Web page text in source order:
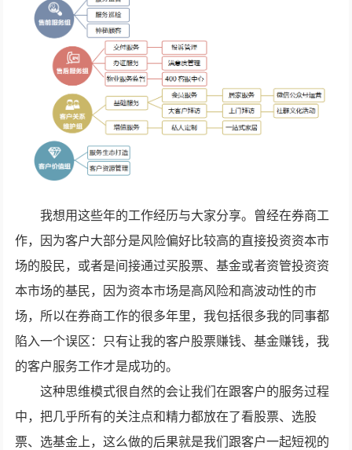
我想用这些年的工作经历与大家分享。曾经在券商工
作，因为客户大部分是风险偏好比较高的直接投资资本市
场的股民，或者是间接通过买股票、基金或者资管投资资
本市场的基民，因为资本市场是高风险和高波动性的市
场，所以在券商工作的很多年里，我包括很多我的同事都
陷入一个误区：只有让我的客户股票赚钱、基金赚钱，我
的客户服务工作才是成功的。
这种思维模式很自然的会让我们在跟客户的服务过程
中，把几乎所有的关注点和精力都放在了看股票、选股
票、选基金上，这么做的后果就是我们跟客户一起短视的